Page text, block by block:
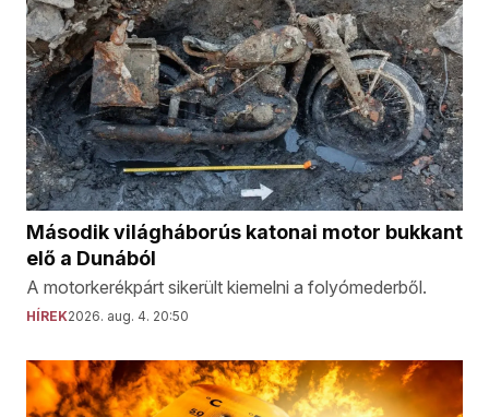
Második világháborús katonai motor bukkant
elő a Dunából
A motorkerékpárt sikerült kiemelni a folyómederből.
HÍREK2026. aug. 4. 20:50